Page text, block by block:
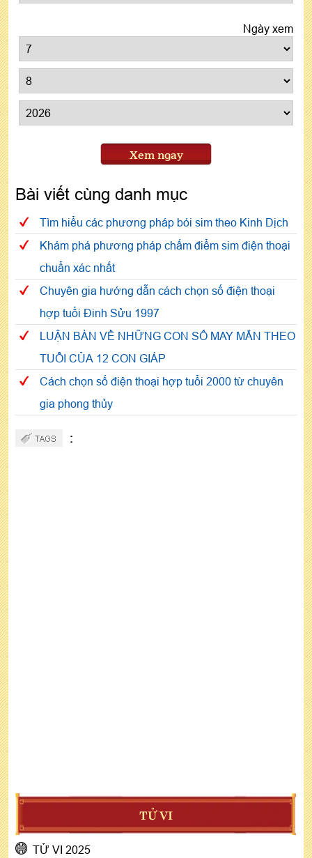
Ngày xem
Xem ngay
Bài viết cùng danh mục
Tìm hiểu các phương pháp bói sim theo Kinh Dịch
Khám phá phương pháp chấm điểm sim điện thoại
chuẩn xác nhất
Chuyên gia hướng dẫn cách chọn số điện thoại
hợp tuổi Đinh Sửu 1997
LUẬN BÀN VỀ NHỮNG CON SỐ MAY MẮN THEO
TUỔI CỦA 12 CON GIÁP
Cách chọn số điện thoại hợp tuổi 2000 từ chuyên
gia phong thủy
:
TỬ VI
TỬ VI 2025